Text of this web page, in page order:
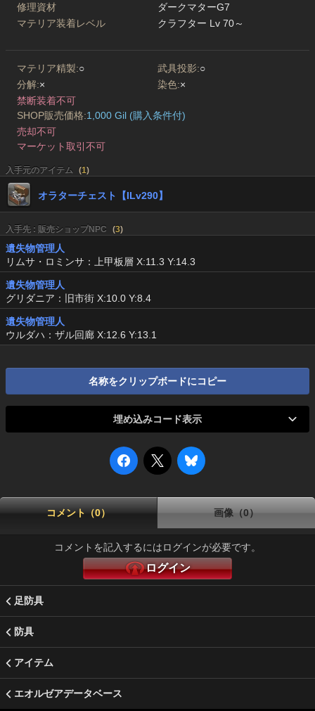
修理資材
ダークマターG7
マテリア装着レベル
クラフター Lv 70～
マテリア精製:○ 武具投影:○
分解:× 染色:×
禁断装着不可
SHOP販売価格:1,000 Gil (購入条件付)
売却不可
マーケット取引不可
入手元のアイテム (1)
オラターチェスト【ILv290】
入手先 : 販売ショップNPC (3)
遺失物管理人
リムサ・ロミンサ：上甲板層 X:11.3 Y:14.3
遺失物管理人
グリダニア：旧市街 X:10.0 Y:8.4
遺失物管理人
ウルダハ：ザル回廊 X:12.6 Y:13.1
名称をクリップボードにコピー
埋め込みコード表示
コメント（0） 画像（0）
コメントを記入するにはログインが必要です。
ログイン
足防具
防具
アイテム
エオルゼアデータベース